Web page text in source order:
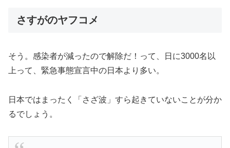
さすがのヤフコメ
そう。感染者が減ったので解除だ！って、日に3000名以
上って、緊急事態宣言中の日本より多い。
日本ではまったく「さざ波」すら起きていないことが分か
るでしょう。